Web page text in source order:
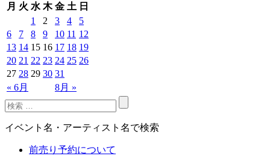
月 火 水 木 金 土 日
« 6月 8月 »
1 2 3 4
5
6
7 8 9 10 11 12
13 14 15 16 17 18 19
20 21 22 23 24 25 26
27 28 29 30 31
イベント名・アーティスト名で検索
前売り予約について